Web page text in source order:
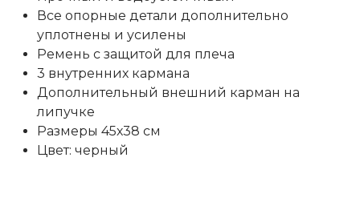
Все опорные детали дополнительно
уплотнены и усилены
Ремень с защитой для плеча
3 внутренних кармана
Дополнительный внешний карман на
липучке
Размеры 45х38 см
Цвет: черный